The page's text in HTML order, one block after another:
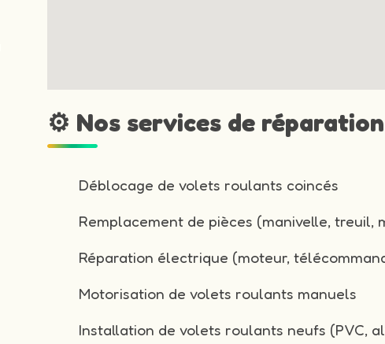
⚙️ Nos services de
Déblocage de volets roulants coincés
Remplacement de pièces (manivelle, treuil,
Réparation électrique (moteur,
Motorisation de volets roulants manuels
Installation de volets roulants neufs (PVC,